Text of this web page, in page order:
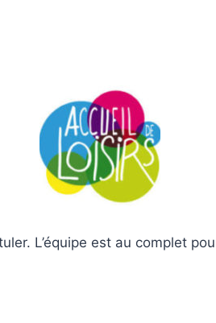
L’équipe est au complet